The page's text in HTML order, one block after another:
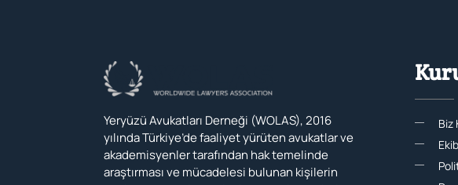
Yeryüzü Avukatları Derneği (WOLAS), 2016
yılında Türkiye’de faaliyet yürüten avukatlar ve
akademisyenler tarafından hak temelinde
araştırması ve mücadelesi bulunan kişilerin
Biz